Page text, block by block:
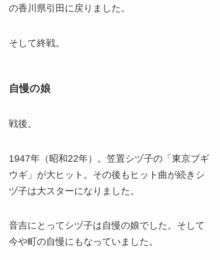
の香川県引田に戻りました。
そして終戦。
自慢の娘
戦後。
1947年（昭和22年）。笠置シヅ子の「東京ブギ
ウギ」が大ヒット。その後もヒット曲が続きシ
ヅ子は大スターになりました。
音吉にとってシヅ子は自慢の娘でした。そして
今や町の自慢にもなっていました。